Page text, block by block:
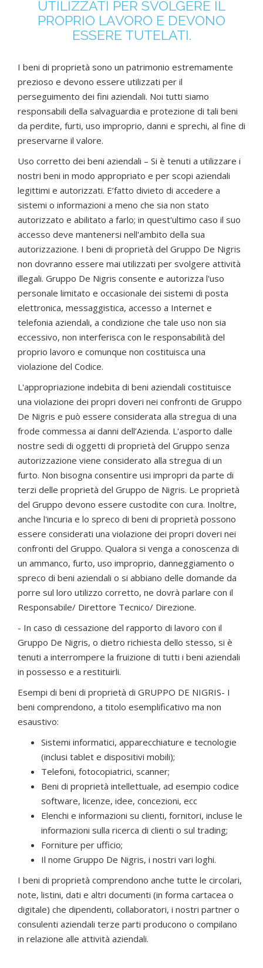
UTILIZZATI PER SVOLGERE IL
PROPRIO LAVORO E DEVONO
ESSERE TUTELATI.
I beni di proprietà sono un patrimonio estremamente
prezioso e devono essere utilizzati per il
perseguimento dei fini aziendali. Noi tutti siamo
responsabili della salvaguardia e protezione di tali beni
da perdite, furti, uso improprio, danni e sprechi, al fine di
preservarne il valore.
Uso corretto dei beni aziendali – Si è tenuti a utilizzare i
nostri beni in modo appropriato e per scopi aziendali
legittimi e autorizzati. E’fatto divieto di accedere a
sistemi o informazioni a meno che sia non stato
autorizzato e abilitato a farlo; in quest'ultimo caso il suo
accesso deve mantenersi nell'ambito della sua
autorizzazione. I beni di proprietà del Gruppo De Nigris
non dovranno essere mai utilizzati per svolgere attività
illegali. Gruppo De Nigris consente e autorizza l'uso
personale limitato e occasionale dei sistemi di posta
elettronica, messaggistica, accesso a Internet e
telefonia aziendali, a condizione che tale uso non sia
eccessivo, non interferisca con le responsabilità del
proprio lavoro e comunque non costituisca una
violazione del Codice.
L'appropriazione indebita di beni aziendali costituisce
una violazione dei propri doveri nei confronti de Gruppo
De Nigris e può essere considerata alla stregua di una
frode commessa ai danni dell’Azienda. L'asporto dalle
nostre sedi di oggetti di proprietà del Gruppo senza
autorizzazione viene considerato alla stregua di un
furto. Non bisogna consentire usi impropri da parte di
terzi delle proprietà del Gruppo de Nigris. Le proprietà
del Gruppo devono essere custodite con cura. Inoltre,
anche l'incuria e lo spreco di beni di proprietà possono
essere considerati una violazione dei propri doveri nei
confronti del Gruppo. Qualora si venga a conoscenza di
un ammanco, furto, uso improprio, danneggiamento o
spreco di beni aziendali o si abbiano delle domande da
porre sul loro utilizzo corretto, ne dovrà parlare con il
Responsabile/ Direttore Tecnico/ Direzione.
- In caso di cessazione del rapporto di lavoro con il
Gruppo De Nigris, o dietro richiesta dello stesso, si è
tenuti a interrompere la fruizione di tutti i beni aziendali
in possesso e a restituirli.
Esempi di beni di proprietà di GRUPPO DE NIGRIS- I
beni comprendono, a titolo esemplificativo ma non
esaustivo:
Sistemi informatici, apparecchiature e tecnologie
(inclusi tablet e dispositivi mobili);
Telefoni, fotocopiatrici, scanner;
Beni di proprietà intellettuale, ad esempio codice
software, licenze, idee, concezioni, ecc
Elenchi e informazioni su clienti, fornitori, incluse le
informazioni sulla ricerca di clienti o sul trading;
Forniture per ufficio;
Il nome Gruppo De Nigris, i nostri vari loghi.
I beni di proprietà comprendono anche tutte le circolari,
note, listini, dati e altri documenti (in forma cartacea o
digitale) che dipendenti, collaboratori, i nostri partner o
consulenti aziendali terze parti producono o compilano
in relazione alle attività aziendali.